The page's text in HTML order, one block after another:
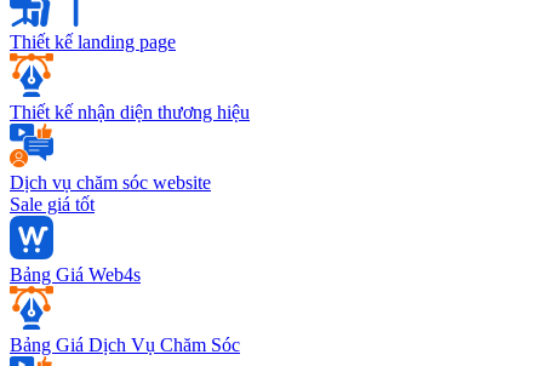
Thiết kế landing page
Thiết kế nhận diện thương hiệu
Dịch vụ chăm sóc website
Sale giá tốt
Bảng Giá Web4s
Bảng Giá Dịch Vụ Chăm Sóc